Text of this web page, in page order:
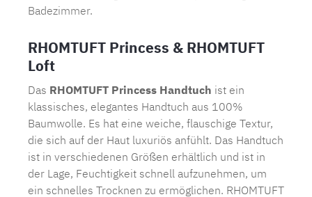
Badezimmer.
RHOMTUFT Princess & RHOMTUFT
Loft
Das RHOMTUFT Princess Handtuch ist ein
klassisches, elegantes Handtuch aus 100%
Baumwolle. Es hat eine weiche, flauschige Textur,
die sich auf der Haut luxuriös anfühlt. Das Handtuch
ist in verschiedenen Größen erhältlich und ist in
der Lage, Feuchtigkeit schnell aufzunehmen, um
ein schnelles Trocknen zu ermöglichen. RHOMTUFT